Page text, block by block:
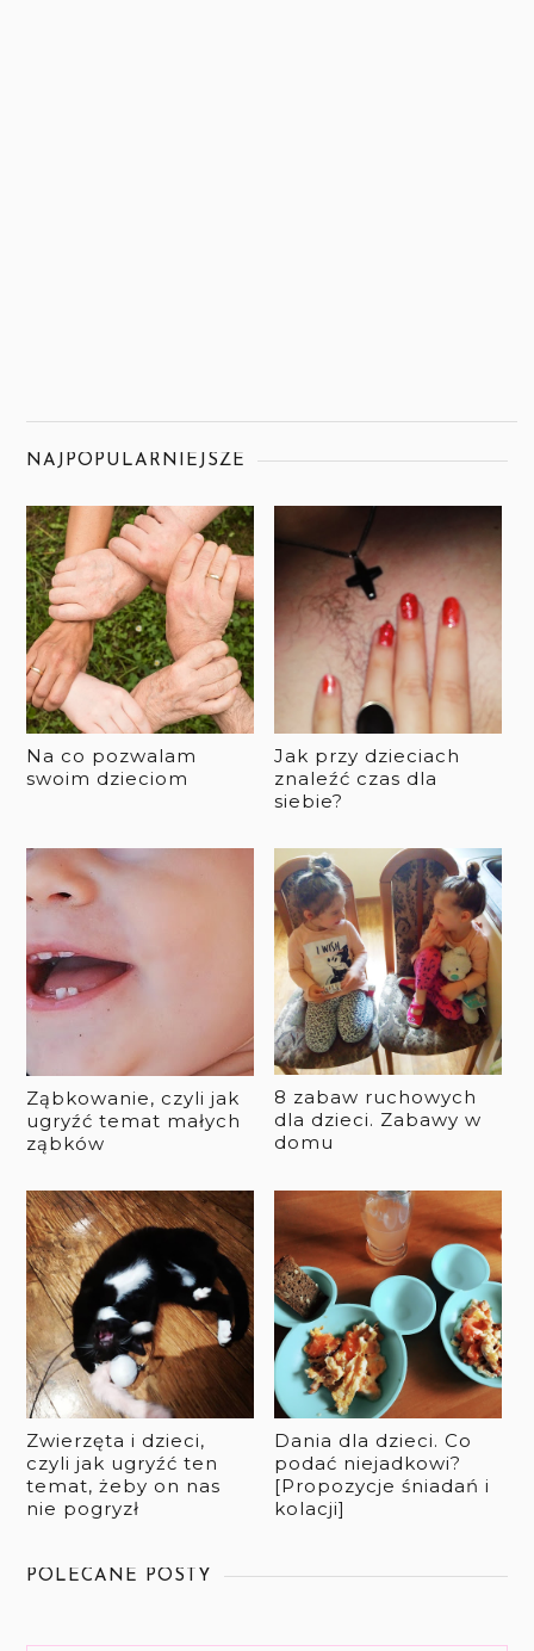
NAJPOPULARNIEJSZE
Na co pozwalam
swoim dzieciom
Jak przy dzieciach
znaleźć czas dla
siebie?
Ząbkowanie, czyli jak
ugryźć temat małych
ząbków
8 zabaw ruchowych
dla dzieci. Zabawy w
domu
Zwierzęta i dzieci,
czyli jak ugryźć ten
temat, żeby on nas
nie pogryzł
Dania dla dzieci. Co
podać niejadkowi?
[Propozycje śniadań i
kolacji]
POLECANE POSTY